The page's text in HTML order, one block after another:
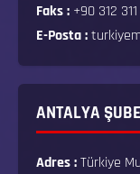
Faks : +90 312
E-Posta :
ANTALYA
Adres :Türkiye